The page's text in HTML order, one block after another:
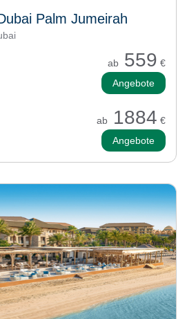
Palm Jumeirah
ab 559 €
Angebote
ab 1884 €
Angebote